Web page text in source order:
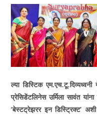
ल्या डिस्टिक
प्रेसिडेंटलिनेस उर्मिला सावंत
‘बेस्टट्रेझरर इन डिस्ट्रिक्ट’